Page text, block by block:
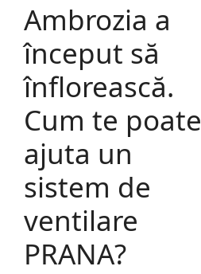
Ambrozia a
început să
înflorească.
Cum te poate
ajuta un
sistem de
ventilare
PRANA?